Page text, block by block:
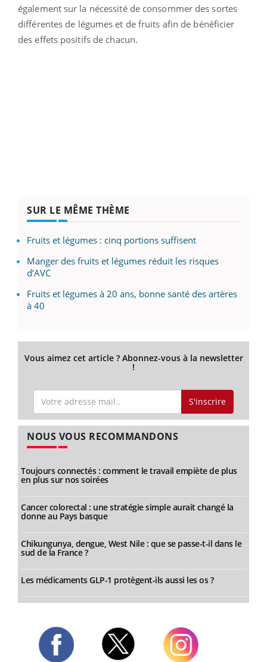
également sur la nécessité de consommer des sortes
différentes de légumes et de fruits afin de bénéficier
des effets positifs de chacun.
SUR LE MÊME THÈME
Fruits et légumes : cinq portions suffisent
Manger des fruits et légumes réduit les risques
d’AVC
Fruits et légumes à 20 ans, bonne santé des artères
à 40
Vous aimez cet article ? Abonnez-vous à la newsletter
!
S'inscrire
NOUS VOUS RECOMMANDONS
Toujours connectés : comment le travail empiète de plus
en plus sur nos soirées
Cancer colorectal : une stratégie simple aurait changé la
donne au Pays basque
Chikungunya, dengue, West Nile : que se passe-t-il dans le
sud de la France ?
Les médicaments GLP-1 protègent-ils aussi les os ?